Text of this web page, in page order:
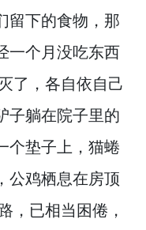
留下的食物， 那
一个月没吃东西
了， 各自依自己
子躺在院子里的
个垫子上， 猫蜷
公鸡栖息在房顶
， 已相当困倦，